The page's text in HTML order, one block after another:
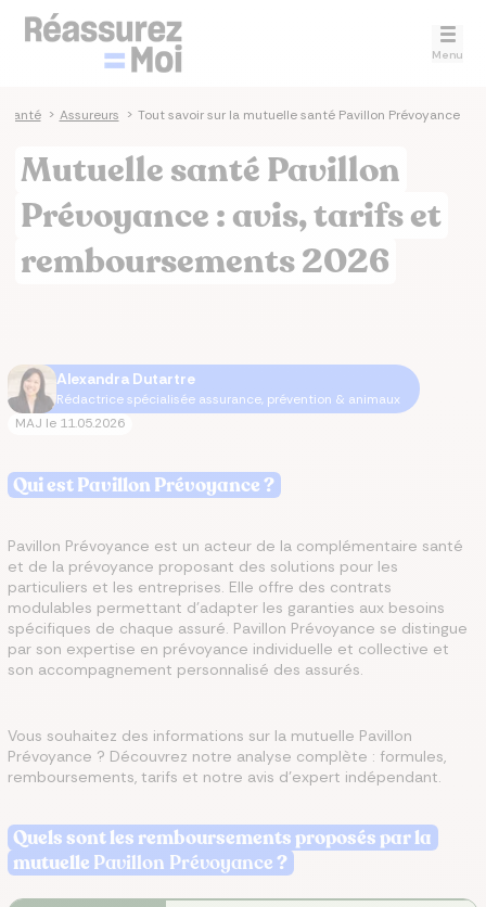
Menu
santé > Assureurs > Tout savoir sur la mutuelle santé Pavillon Prévoyance
Mutuelle santé Pavillon
Prévoyance : avis, tarifs et
remboursements 2026
Alexandra Dutartre
Rédactrice spécialisée assurance, prévention & animaux
MAJ le 11.05.2026
Qui est Pavillon Prévoyance ?
Pavillon Prévoyance est un acteur de la complémentaire santé
et de la prévoyance proposant des solutions pour les
particuliers et les entreprises. Elle offre des contrats
modulables permettant d'adapter les garanties aux besoins
spécifiques de chaque assuré. Pavillon Prévoyance se distingue
par son expertise en prévoyance individuelle et collective et
son accompagnement personnalisé des assurés.
Vous souhaitez des informations sur la mutuelle Pavillon
Prévoyance ? Découvrez notre analyse complète : formules,
remboursements, tarifs et notre avis d'expert indépendant.
Quels sont les remboursements proposés par la
mutuelle Pavillon Prévoyance?